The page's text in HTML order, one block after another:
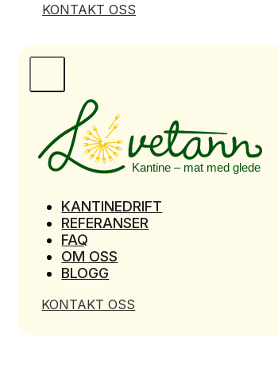
KONTAKT OSS
KANTINEDRIFT
REFERANSER
FAQ
OM OSS
BLOGG
KONTAKT OSS